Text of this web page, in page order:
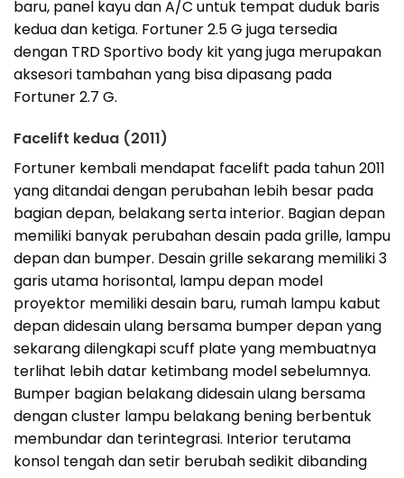
baru, panel kayu dan A/C untuk tempat duduk baris
kedua dan ketiga. Fortuner 2.5 G juga tersedia
dengan TRD Sportivo body kit yang juga merupakan
aksesori tambahan yang bisa dipasang pada
Fortuner 2.7 G.
Facelift kedua (2011)
Fortuner kembali mendapat facelift pada tahun 2011
yang ditandai dengan perubahan lebih besar pada
bagian depan, belakang serta interior. Bagian depan
memiliki banyak perubahan desain pada grille, lampu
depan dan bumper. Desain grille sekarang memiliki 3
garis utama horisontal, lampu depan model
proyektor memiliki desain baru, rumah lampu kabut
depan didesain ulang bersama bumper depan yang
sekarang dilengkapi scuff plate yang membuatnya
terlihat lebih datar ketimbang model sebelumnya.
Bumper bagian belakang didesain ulang bersama
dengan cluster lampu belakang bening berbentuk
membundar dan terintegrasi. Interior terutama
konsol tengah dan setir berubah sedikit dibanding